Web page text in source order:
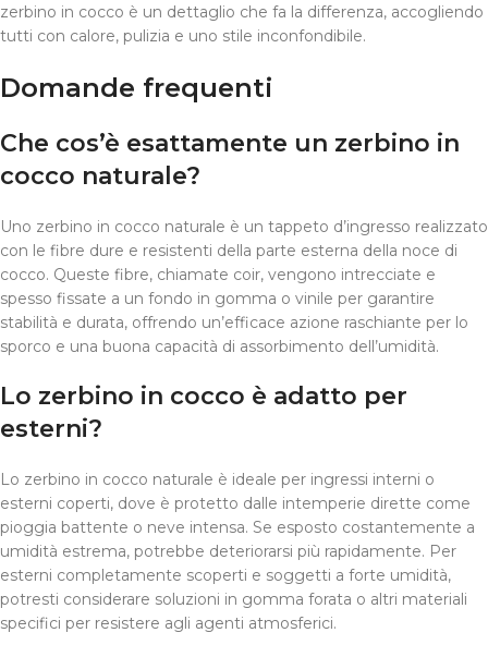
zerbino in cocco è un dettaglio che fa la differenza, accogliendo
tutti con calore, pulizia e uno stile inconfondibile.
Domande frequenti
Che cos’è esattamente un zerbino in
cocco naturale?
Uno zerbino in cocco naturale è un tappeto d’ingresso realizzato
con le fibre dure e resistenti della parte esterna della noce di
cocco. Queste fibre, chiamate coir, vengono intrecciate e
spesso fissate a un fondo in gomma o vinile per garantire
stabilità e durata, offrendo un’efficace azione raschiante per lo
sporco e una buona capacità di assorbimento dell’umidità.
Lo zerbino in cocco è adatto per
esterni?
Lo zerbino in cocco naturale è ideale per ingressi interni o
esterni coperti, dove è protetto dalle intemperie dirette come
pioggia battente o neve intensa. Se esposto costantemente a
umidità estrema, potrebbe deteriorarsi più rapidamente. Per
esterni completamente scoperti e soggetti a forte umidità,
potresti considerare soluzioni in gomma forata o altri materiali
specifici per resistere agli agenti atmosferici.